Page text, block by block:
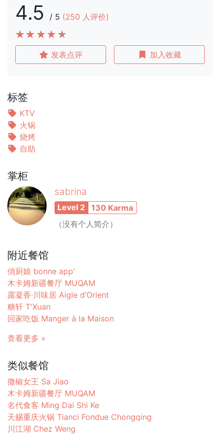
4.5 / 5 (250 人评价)
发表点评 加入收藏
标签
KTV
火锅
烧烤
自助
掌柜
sabrina
Level 2
130 Karma
（没有个人简介）
附近餐馆
俏厨娘 bonne app'
木卡姆新疆餐厅 MUQAM
露凝香·川味居 Aigle d’Orient
糖轩 T'Xuan
回家吃饭 Manger à la Maison
查看更多 »
类似餐馆
撒椒女王 Sa Jiao
木卡姆新疆餐厅 MUQAM
名代食客 Ming Dai Shi Ke
天赐重庆火锅 Tianci Fondue Chongqing
川江湖 Chez Weng